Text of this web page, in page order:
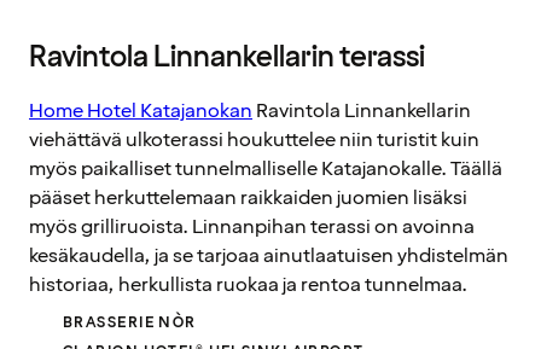
Ravintola Linnankellarin terassi
Home Hotel Katajanokan Ravintola Linnankellarin
viehättävä ulkoterassi houkuttelee niin turistit kuin
myös paikalliset tunnelmalliselle Katajanokalle. Täällä
pääset herkuttelemaan raikkaiden juomien lisäksi
myös grilliruoista. Linnanpihan terassi on avoinna
kesäkaudella, ja se tarjoaa ainutlaatuisen yhdistelmän
historiaa, herkullista ruokaa ja rentoa tunnelmaa.
BRASSERIE NÒR